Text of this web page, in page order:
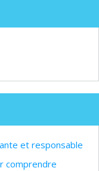
et responsable
comprendre